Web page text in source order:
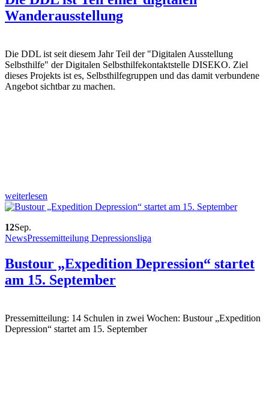
Wanderausstellung
Die DDL ist seit diesem Jahr Teil der "Digitalen Ausstellung
Selbsthilfe" der Digitalen Selbsthilfekontaktstelle DISEKO. Ziel
dieses Projekts ist es, Selbsthilfegruppen und das damit verbundene
Angebot sichtbar zu machen.
weiterlesen
12Sep.
NewsPressemitteilung Depressionsliga
Bustour „Expedition Depression“ startet
am 15. September
Pressemitteilung: 14 Schulen in zwei Wochen: Bustour „Expedition
Depression“ startet am 15. September